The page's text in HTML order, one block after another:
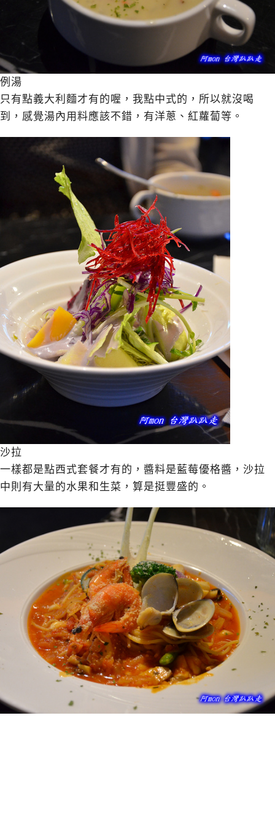
例湯
只有點義大利麵才有的喔，我點中式的，所以就沒喝
到，感覺湯內用料應該不錯，有洋蔥、紅蘿蔔等。
沙拉
一樣都是點西式套餐才有的，醬料是藍莓優格醬，沙拉
中則有大量的水果和生菜，算是挺豐盛的。